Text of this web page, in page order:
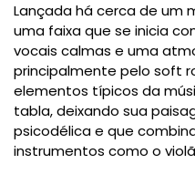
Lançada há cerca de um
uma faixa que se inicia
vocais calmas e uma
principalmente pelo soft
elementos típicos da
tabla, deixando sua
psicodélica e que
instrumentos como o